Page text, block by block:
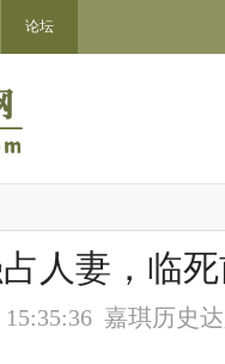
论坛
人妻，临
15:35:36 嘉琪历史